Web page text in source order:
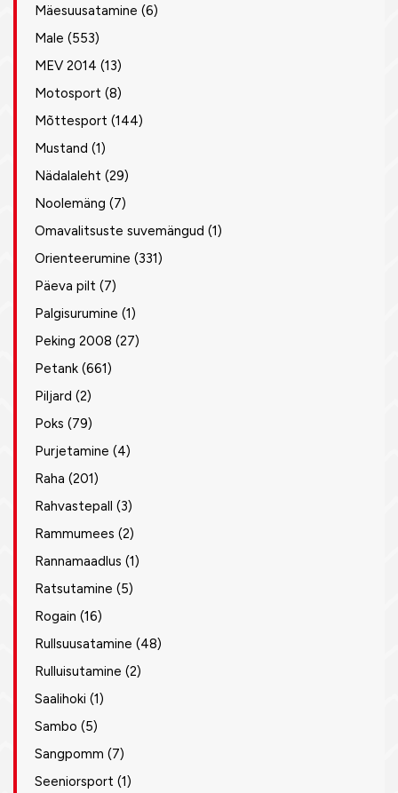
Mäesuusatamine (6)
Male (553)
MEV 2014 (13)
Motosport (8)
Mõttesport (144)
Mustand (1)
Nädalaleht (29)
Noolemäng (7)
Omavalitsuste suvemängud (1)
Orienteerumine (331)
Päeva pilt (7)
Palgisurumine (1)
Peking 2008 (27)
Petank (661)
Piljard (2)
Poks (79)
Purjetamine (4)
Raha (201)
Rahvastepall (3)
Rammumees (2)
Rannamaadlus (1)
Ratsutamine (5)
Rogain (16)
Rullsuusatamine (48)
Rulluisutamine (2)
Saalihoki (1)
Sambo (5)
Sangpomm (7)
Seeniorsport (1)